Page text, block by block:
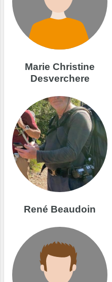
Marie Christine
Desverchere
René Beaudoin